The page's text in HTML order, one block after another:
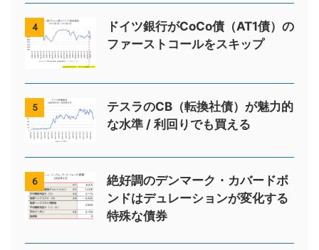
4
ドイツ銀行がCoCo債（AT1債）の
ファーストコールをスキップ
5
テスラのCB（転換社債）が魅力的
な水準 / 利回りでも買える
6
絶好調のデンマーク・カバードボ
ンドはデュレーションが変化する
特殊な債券